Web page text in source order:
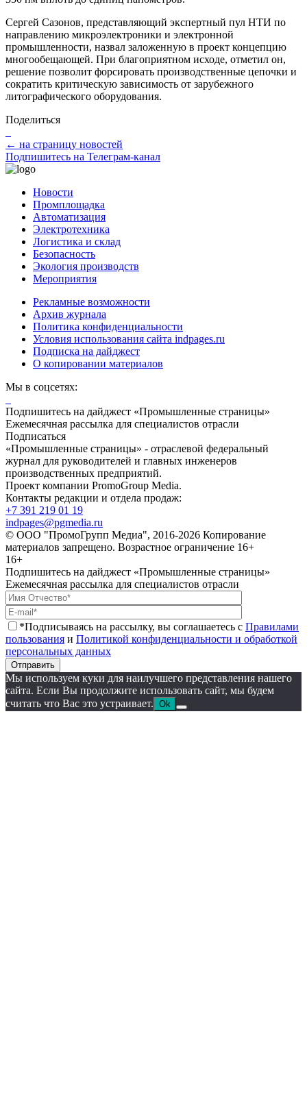
Сергей Сазонов, представляющий экспертный пул НТИ по
направлению микроэлектроники и электронной
промышленности, назвал заложенную в проект концепцию
многообещающей. При благоприятном исходе, отметил он,
решение позволит форсировать производственные цепочки и
сократить критическую зависимость от зарубежного
литографического оборудования.
Поделиться
← на страницу новостей
Подпишитесь на Телеграм-канал
Новости
Промплощадка
Автоматизация
Электротехника
Логистика и склад
Безопасность
Экология производств
Мероприятия
Рекламные возможности
Архив журнала
Политика конфиденциальности
Условия использования сайта indpages.ru
Подписка на дайджест
О копировании материалов
Мы в соцсетях:
Подпишитесь на дайджест «Промышленные страницы»
Ежемесячная рассылка для специалистов отрасли
Подписаться
«Промышленные страницы» - отраслевой федеральный
журнал для руководителей и главных инженеров
производственных предприятий.
Проект компании PromoGroup Media.
Контакты редакции и отдела продаж:
+7 391 219 01 19
indpages@pgmedia.ru
© ООО "ПромоГрупп Медиа", 2016-2026 Копирование
материалов запрещено. Возрастное ограничение 16+
16+
Подпишитесь на дайджест «Промышленные страницы»
Ежемесячная рассылка для специалистов отрасли
*Подписываясь на рассылку, вы соглашаетесь с Правилами
пользования и Политикой конфиденциальности и обработкой
персональных данных
Отправить
Мы используем куки для наилучшего представления нашего
сайта. Если Вы продолжите использовать сайт, мы будем
считать что Вас это устраивает. Ok